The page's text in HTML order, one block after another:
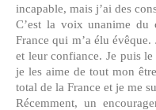
incapable, mais j’ai des
C’est la voix unanime du
France qui m’a élu
et leur confiance. Je puis
je les aime de tout mon
total de la France et je me
Récemment, un